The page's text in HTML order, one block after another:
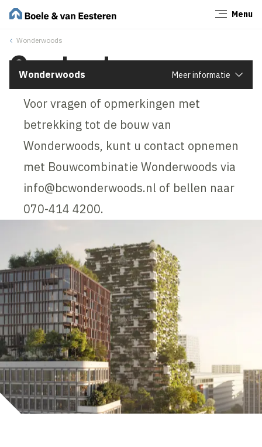
Menu
Wonderwoods
Wonderwoods Meer informatie
Contact
Voor vragen of opmerkingen met
betrekking tot de bouw van
Wonderwoods, kunt u contact opnemen
met Bouwcombinatie Wonderwoods via
info@bcwonderwoods.nl of bellen naar
070-414 4200.
Sluiten